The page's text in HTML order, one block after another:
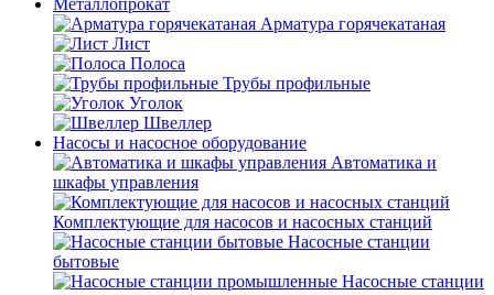
Металлопрокат
Арматура горячекатаная
Лист
Полоса
Трубы профильные
Уголок
Швеллер
Насосы и насосное оборудование
Автоматика и
шкафы управления
Комплектующие для насосов и насосных станций
Насосные станции
бытовые
Насосные станции